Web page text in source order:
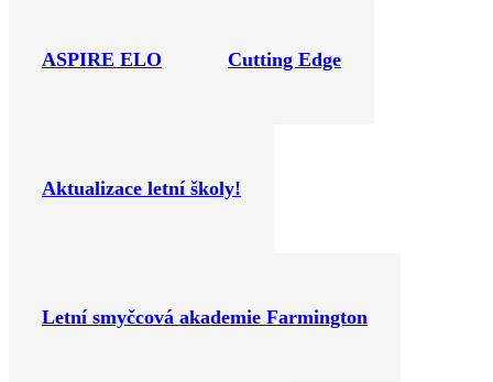
ASPIRE ELO Cutting Edge
Aktualizace letní školy!
Letní smyčcová akademie Farmington